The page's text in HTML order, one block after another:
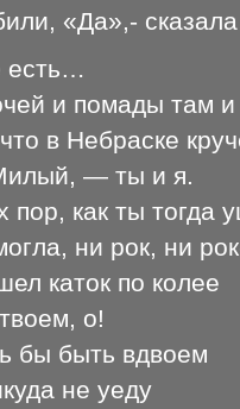
«Да»,-
есть…
и помады там и
в Небраске
— ты и я.
пор, как ты тогда
ни рок, ни
каток по колее
о!
бы быть вдвоем
не уеду